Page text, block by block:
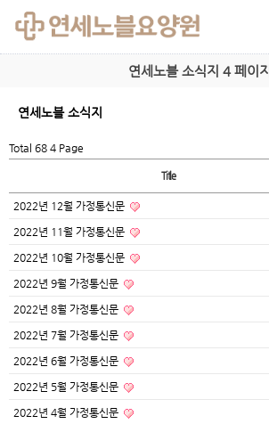
연세노블 소식지 4 페이지
연세노블 소식지
Total 68 4 Page
Title
2022년 12월 가정통신문
2022년 11월 가정통신문
2022년 10월 가정통신문
2022년 9월 가정통신문
2022년 8월 가정통신문
2022년 7월 가정통신문
2022년 6월 가정통신문
2022년 5월 가정통신문
2022년 4월 가정통신문